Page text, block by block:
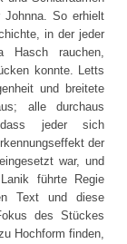
So erhielt
in der jeder
Hasch rauchen,
konnte. Letts
und breitete
alle durchaus
jeder sich
der
war, und
führte Regie
Text und diese
des Stückes
Hochform finden,